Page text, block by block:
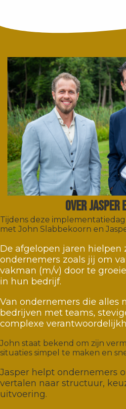
OVER JASPER
Tijdens deze
met John Slabbekoorn en
De afgelopen jaren hielpen
ondernemers zoals jij om
vakman (m/v) door te
in hun bedrijf.
Van ondernemers die alles
bedrijven met teams,
complexe
John staat bekend om zijn
situaties simpel te maken en
Jasper helpt ondernemers
vertalen naar structuur,
uitvoering.